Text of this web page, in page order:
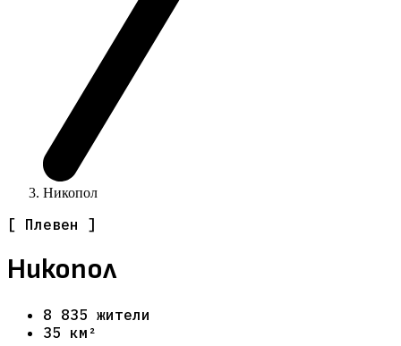
Никопол
[ Плевен ]
Никопол
8 835 жители
35 км²